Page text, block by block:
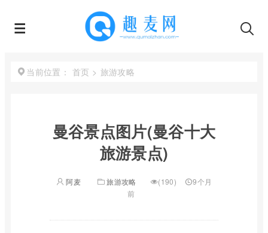
当前位置： 首页 > 旅游攻略
曼谷景点图片(曼谷十大
旅游景点)
阿麦 旅游攻略 (190)
9个月
前